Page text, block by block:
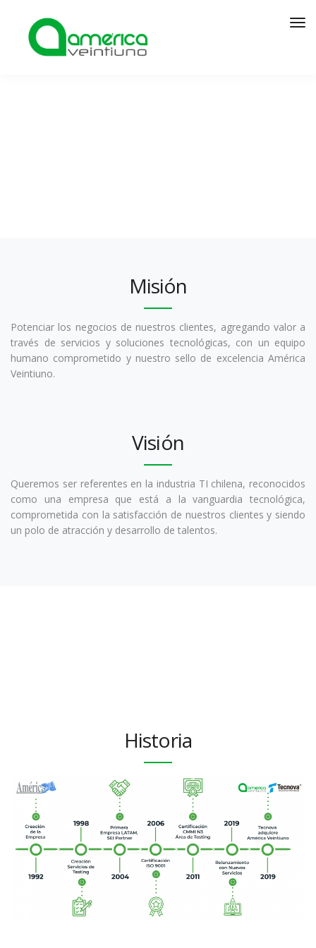
Misión
Potenciar los negocios de nuestros clientes, agregando valor a
través de servicios y soluciones tecnológicas, con un equipo
humano comprometido y nuestro sello de excelencia América
Veintiuno.
Visión
Queremos ser referentes en la industria TI chilena, reconocidos
como una empresa que está a la vanguardia tecnológica,
comprometida con la satisfacción de nuestros clientes y siendo
un polo de atracción y desarrollo de talentos.
Historia